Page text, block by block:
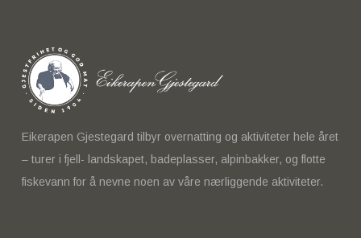
Eikerapen Gjestegard tilbyr overnatting og aktiviteter hele året
– turer i fjell- landskapet, badeplasser, alpinbakker, og flotte
fiskevann for å nevne noen av våre nærliggende aktiviteter.